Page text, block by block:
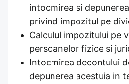
intocmirea si
privind impozitul pe
Calculul impozitului pe
persoanelor fizice si
Intocmirea decontului
depunerea acestuia in